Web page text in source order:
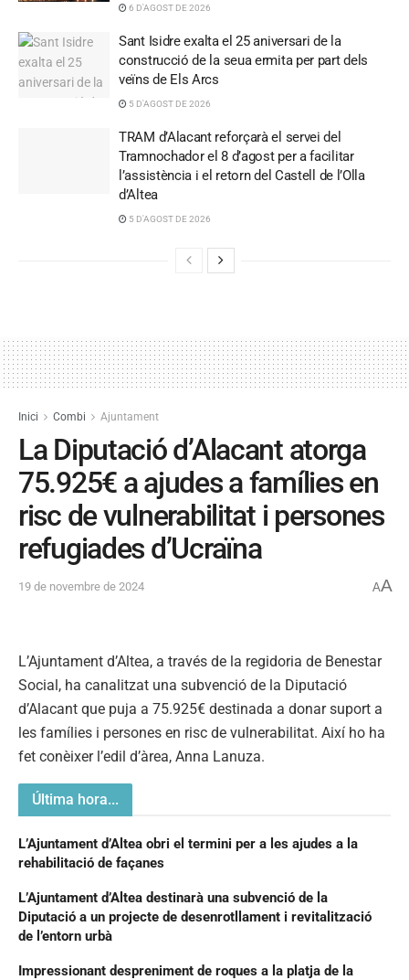
6 D'AGOST DE 2026
Sant Isidre exalta el 25 aniversari de la
construcció de la seua ermita per part dels
veïns de Els Arcs
5 D'AGOST DE 2026
TRAM d’Alacant reforçarà el servei del
Tramnochador el 8 d’agost per a facilitar
l’assistència i el retorn del Castell de l’Olla
d’Altea
5 D'AGOST DE 2026
Inici Combi Ajuntament
La Diputació d’Alacant atorga
75.925€ a ajudes a famílies en
risc de vulnerabilitat i persones
refugiades d’Ucraïna
19 de novembre de 2024 AA
L’Ajuntament d’Altea, a través de la regidoria de Benestar
Social, ha canalitzat una subvenció de la Diputació
d’Alacant que puja a 75.925€ destinada a donar suport a
les famílies i persones en risc de vulnerabilitat. Així ho ha
fet conèixer l’edil d’àrea, Anna Lanuza.
Última hora...
L’Ajuntament d’Altea obri el termini per a les ajudes a la
rehabilitació de façanes
L’Ajuntament d’Altea destinarà una subvenció de la
Diputació a un projecte de desenrotllament i revitalització
de l’entorn urbà
Impressionant despreniment de roques a la platja de la